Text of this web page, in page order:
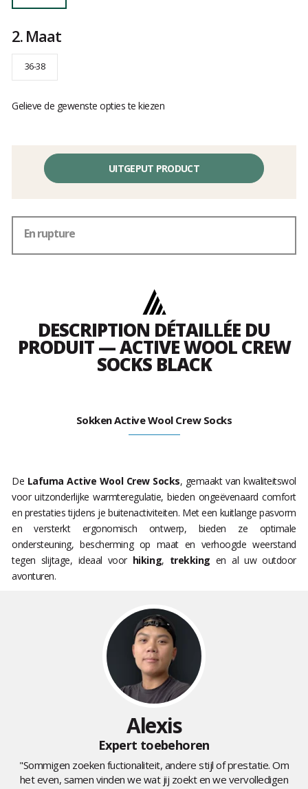
2.Maat
36-38
Gelieve de gewenste opties te kiezen
UITGEPUT PRODUCT
En rupture
DESCRIPTION DÉTAILLÉE DU
PRODUIT — ACTIVE WOOL CREW
SOCKS BLACK
Sokken Active Wool Crew Socks
De Lafuma Active Wool Crew Socks, gemaakt van kwaliteitswol
voor uitzonderlijke warmteregulatie, bieden ongeëvenaard comfort
en prestaties tijdens je buitenactiviteiten. Met een kuitlange pasvorm
en versterkt ergonomisch ontwerp, bieden ze optimale
ondersteuning, bescherming op maat en verhoogde weerstand
tegen slijtage, ideaal voor hiking, trekking en al uw outdoor
avonturen.
Alexis
Expert toebehoren
"Sommigen zoeken fuctionaliteit, andere stijl of prestatie. Om
het even, samen vinden we wat jij zoekt en we vervolledigen